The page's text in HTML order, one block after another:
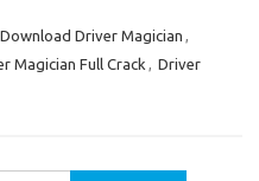
Download Driver Magician ,
Magician Full Crack , Driver